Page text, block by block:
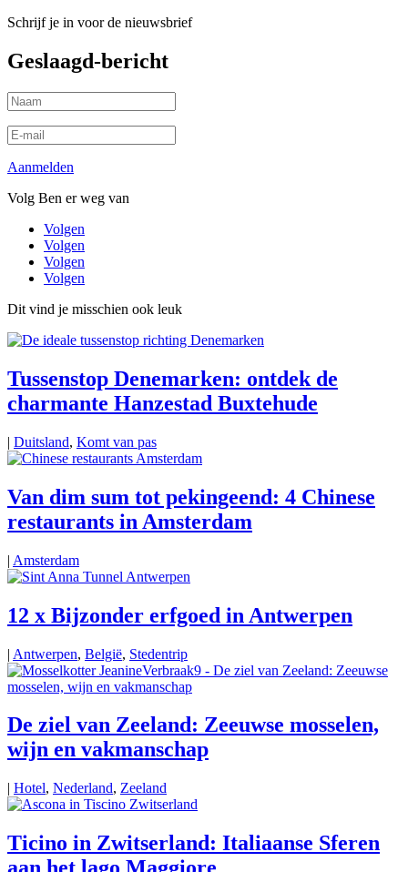
Schrijf je in voor de nieuwsbrief
Geslaagd-bericht
Aanmelden
Volg Ben er weg van
Volgen
Volgen
Volgen
Volgen
Dit vind je misschien ook leuk
Tussenstop Denemarken: ontdek de
charmante Hanzestad Buxtehude
| Duitsland, Komt van pas
Van dim sum tot pekingeend: 4 Chinese
restaurants in Amsterdam
| Amsterdam
12 x Bijzonder erfgoed in Antwerpen
| Antwerpen, België, Stedentrip
De ziel van Zeeland: Zeeuwse mosselen,
wijn en vakmanschap
| Hotel, Nederland, Zeeland
Ticino in Zwitserland: Italiaanse Sferen